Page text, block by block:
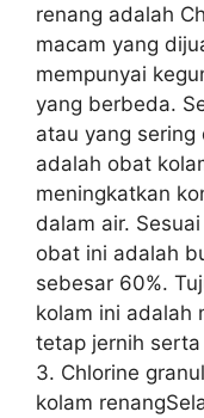
renang adalah
macam yang
mempunyai
yang berbeda.
atau yang
adalah obat
meningkatkan
dalam air.
obat ini adalah
sebesar 60%.
kolam ini adalah
tetap jernih
3. Chlorine
kolam